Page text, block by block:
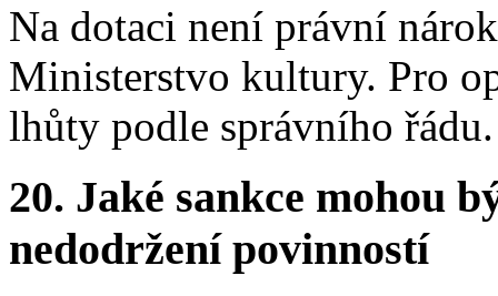
Na dotaci není právní
Ministerstvo kultury. Pro
lhůty podle správního řádu.
20. Jaké sankce mohou
nedodržení povinností